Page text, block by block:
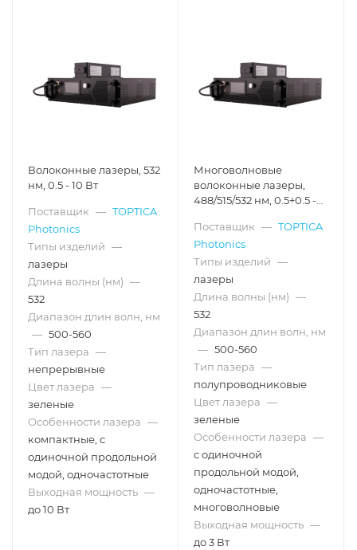
Волоконные лазеры, 532
нм, 0.5 - 10 Вт
Поставщик — TOPTICA
Photonics
Типы изделий —
лазеры
Длина волны (нм) —
532
Диапазон длин волн, нм
— 500-560
Тип лазера —
непрерывные
Цвет лазера —
зеленые
Особенности лазера —
компактные, с
одиночной продольной
модой, одночастотные
Выходная мощность —
до 10 Вт
Многоволновые
волоконные лазеры,
488/515/532 нм, 0.5+0.5 -
Поставщик — TOPTICA
Photonics
Типы изделий —
лазеры
Длина волны (нм) —
532
Диапазон длин волн, нм
— 500-560
Тип лазера —
полупроводниковые
Цвет лазера —
зеленые
Особенности лазера —
с одиночной
продольной модой,
одночастотные,
многоволновые
Выходная мощность —
до 3 Вт